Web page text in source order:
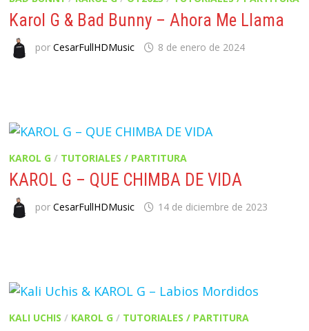
Karol G & Bad Bunny – Ahora Me Llama
porCesarFullHDMusic 8 de enero de 2024
KAROL G / TUTORIALES / PARTITURA
KAROL G – QUE CHIMBA DE VIDA
porCesarFullHDMusic 14 de diciembre de 2023
KALI UCHIS / KAROL G / TUTORIALES / PARTITURA